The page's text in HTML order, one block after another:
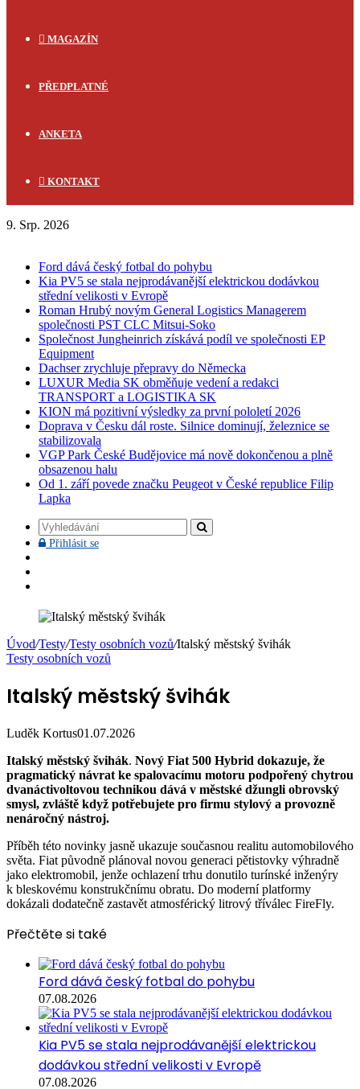
MAGAZÍN
PŘEDPLATNÉ
ANKETA
KONTAKT
9. Srp. 2026
Ford dává český fotbal do pohybu
Kia PV5 se stala nejprodávanější elektrickou dodávkou
střední velikosti v Evropě
Roman Hrubý novým General Logistics Managerem
společnosti PST CLC Mitsui-Soko
Společnost Jungheinrich získává podíl ve společnosti EP
Equipment
Dachser zrychluje přepravy do Německa
LUXUR Media SK obměňuje vedení a redakci
TRANSPORT a LOGISTIKA SK
KION má pozitivní výsledky za první pololetí 2026
Doprava v Česku dál roste. Silnice dominují, železnice se
stabilizovala
VGP Park České Budějovice má nově dokončenou a plně
obsazenou halu
Od 1. září povede značku Peugeot v České republice Filip
Lapka
Vyhledávání
Přihlásit sePřihlásit
Úvod/Testy/Testy osobních vozů/Italský městský švihák
Testy osobních vozů
Italský městský švihák
Luděk Kortus01.07.2026
Italský městský švihák. Nový Fiat 500 Hybrid dokazuje, že
pragmatický návrat ke spalovacímu motoru podpořený chytrou
dvanáctivoltovou technikou dává v městské džungli obrovský
smysl, zvláště když potřebujete pro firmu stylový a provozně
nenáročný nástroj.
Příběh této novinky jasně ukazuje současnou realitu automobilového
světa. Fiat původně plánoval novou generaci pětistovky výhradně
jako elektromobil, jenže ochlazení trhu donutilo turínské inženýry
k bleskovému konstrukčnímu obratu. Do moderní platformy
dokázali dodatečně zastavět atmosférický litrový tříválec FireFly.
Přečtěte si také
Ford dává český fotbal do pohybu
07.08.2026
Kia PV5 se stala nejprodávanější elektrickou
dodávkou střední velikosti v Evropě
07.08.2026